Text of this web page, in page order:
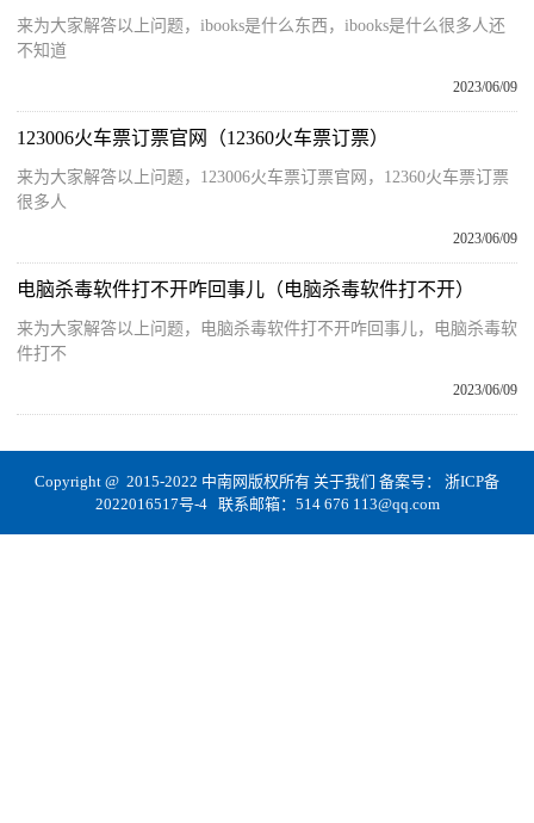
来为大家解答以上问题，ibooks是什么东西，ibooks是什么很多人还
不知道
2023/06/09
123006火车票订票官网（12360火车票订票）
来为大家解答以上问题，123006火车票订票官网，12360火车票订票
很多人
2023/06/09
电脑杀毒软件打不开咋回事儿（电脑杀毒软件打不开）
来为大家解答以上问题，电脑杀毒软件打不开咋回事儿，电脑杀毒软
件打不
2023/06/09
Copyright @ 2015-2022 中南网版权所有 关于我们 备案号： 浙ICP备
2022016517号-4联系邮箱：514 676 113@qq.com